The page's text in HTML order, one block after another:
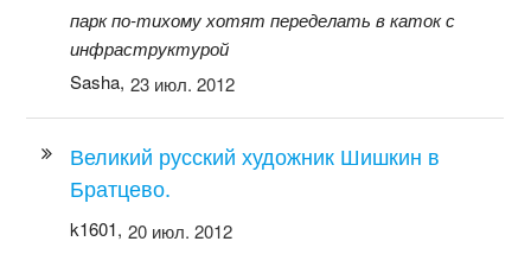
парк по-тихому хотят переделать в каток с
инфраструктурой
Sasha, 23 июл. 2012
Великий русский художник Шишкин в
Братцево.
k1601, 20 июл. 2012